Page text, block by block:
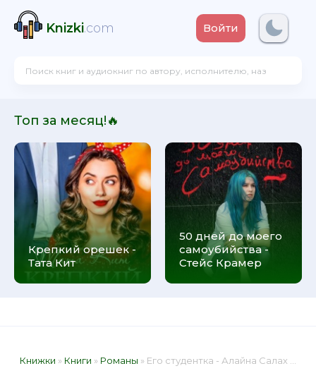
Knizki.com Войти
Топ за месяц!🔥
Крепкий орешек -
Тата Кит
50 дней до моего
самоубийства -
Стейс Крамер
Книжки » Книги » Романы » Его студентка - Алайна Салах 📕 - Книга онлайн бесплатно